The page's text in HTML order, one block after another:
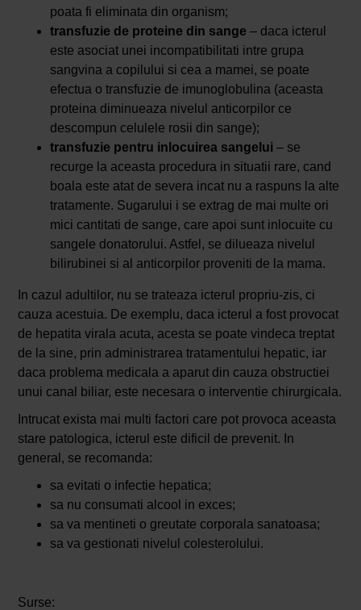
poata fi eliminata din organism;
transfuzie de proteine din sange – daca icterul
este asociat unei incompatibilitati intre grupa
sangvina a copilului si cea a mamei, se poate
efectua o transfuzie de imunoglobulina (aceasta
proteina diminueaza nivelul anticorpilor ce
descompun celulele rosii din sange);
transfuzie pentru inlocuirea sangelui – se
recurge la aceasta procedura in situatii rare, cand
boala este atat de severa incat nu a raspuns la alte
tratamente. Sugarului i se extrag de mai multe ori
mici cantitati de sange, care apoi sunt inlocuite cu
sangele donatorului. Astfel, se dilueaza nivelul
bilirubinei si al anticorpilor proveniti de la mama.
In cazul adultilor, nu se trateaza icterul propriu-zis, ci
cauza acestuia. De exemplu, daca icterul a fost provocat
de hepatita virala acuta, acesta se poate vindeca treptat
de la sine, prin administrarea tratamentului hepatic, iar
daca problema medicala a aparut din cauza obstructiei
unui canal biliar, este necesara o interventie chirurgicala.
Intrucat exista mai multi factori care pot provoca aceasta
stare patologica, icterul este dificil de prevenit. In
general, se recomanda:
sa evitati o infectie hepatica;
sa nu consumati alcool in exces;
sa va mentineti o greutate corporala sanatoasa;
sa va gestionati nivelul colesterolului.
Surse: